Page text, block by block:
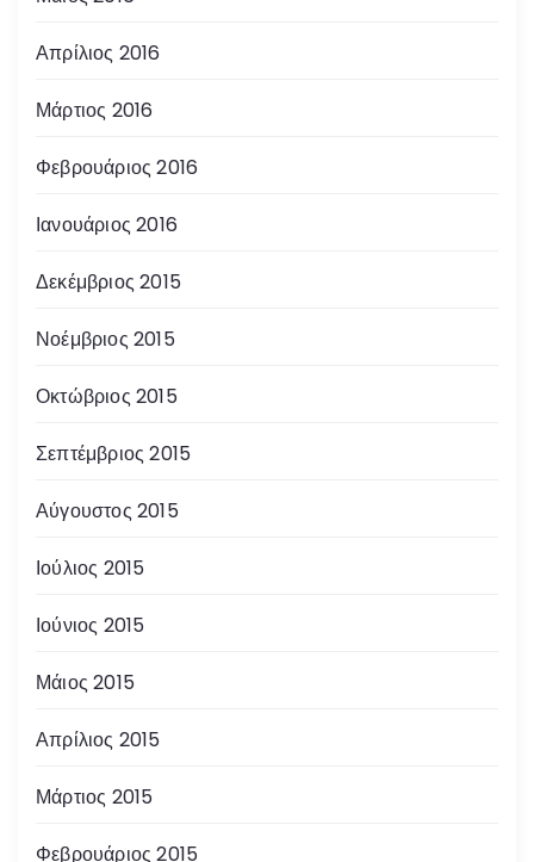
Απρίλιος 2016
Μάρτιος 2016
Φεβρουάριος 2016
Ιανουάριος 2016
Δεκέμβριος 2015
Νοέμβριος 2015
Οκτώβριος 2015
Σεπτέμβριος 2015
Αύγουστος 2015
Ιούλιος 2015
Ιούνιος 2015
Μάιος 2015
Απρίλιος 2015
Μάρτιος 2015
Φεβρουάριος 2015